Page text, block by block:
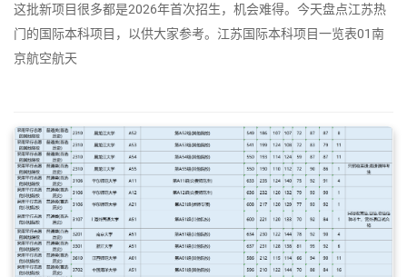
这批新项目很多都是2026年首次招生，机会难得。今天盘点江苏热
门的国际本科项目，以供大家参考。江苏国际本科项目一览表01南
京航空航天